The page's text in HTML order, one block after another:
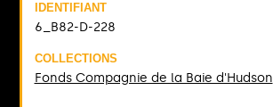
IDENTIFIANT
6_B82-D-228
COLLECTIONS
Fonds Compagnie de la Baie d'Hudson